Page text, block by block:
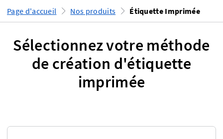
Page d'accueil Nos produits Étiquette Imprimée
Sélectionnez votre méthode
de création d'étiquette
imprimée